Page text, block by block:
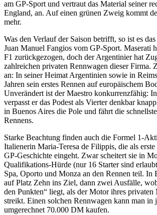
am GP-Sport und vertraut das Material seiner
England, an. Auf einen grünen Zweig kommt
mehr.
Was den Verlauf der Saison betrifft, so ist es
Juan Manuel Fangios vom GP-Sport. Maserati
F1 zurückgezogen, doch der Argentinier hat
zahlreichen privaten Rennwagen dieser Firma.
an: In seiner Heimat Argentinien sowie in
Jahren sein erstes Rennen auf europäischem
Unverändert ist der Maestro konkurrenzfähig:
verpasst er das Podest als Vierter denkbar
in Buenos Aires die Pole und fährt die
Rennens.
Starke Beachtung finden auch die Formel 1-
Italienerin Maria-Teresa de Filippis, die als
GP-Geschichte eingeht. Zwar scheitert sie in
Qualifikations-Hürde (nur 16 Starter sind
Spa, Oporto und Monza an den Rennen teil. In
auf Platz Zehn ins Ziel, dann zwei Ausfälle,
den Punkten“ liegt, als der Motor ihres privaten
streikt. Einen solchen Rennwagen kann man in
umgerechnet 70.000 DM kaufen.